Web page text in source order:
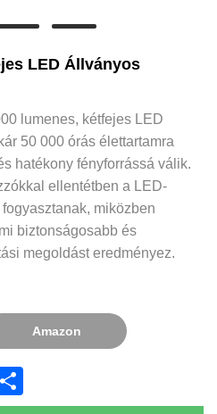
LED Állványos
lumenes, kétfejes LED
50 000 órás élettartamra
hatékony fényforrássá válik.
ellentétben a LED-
miközben
biztonságosabb és
megoldást eredményez.
Amazon